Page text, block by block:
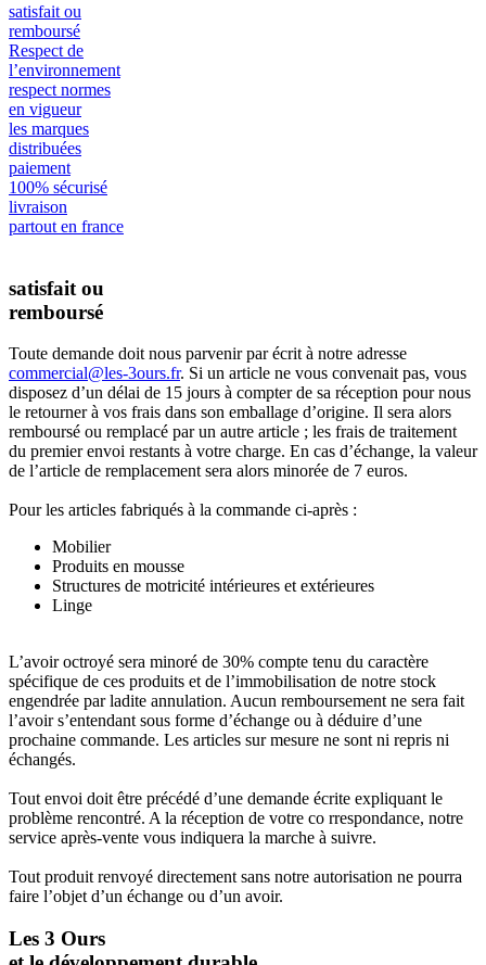
satisfait ou
remboursé
Respect de
l’environnement
respect normes
en vigueur
les marques
distribuées
paiement
100% sécurisé
livraison
partout en france
satisfait ou
remboursé
Toute demande doit nous parvenir par écrit à notre adresse
commercial@les-3ours.fr. Si un article ne vous convenait pas, vous
disposez d’un délai de 15 jours à compter de sa réception pour nous
le retourner à vos frais dans son emballage d’origine. Il sera alors
remboursé ou remplacé par un autre article ; les frais de traitement
du premier envoi restants à votre charge. En cas d’échange, la valeur
de l’article de remplacement sera alors minorée de 7 euros.
Pour les articles fabriqués à la commande ci-après :
Mobilier
Produits en mousse
Structures de motricité intérieures et extérieures
Linge
L’avoir octroyé sera minoré de 30% compte tenu du caractère
spécifique de ces produits et de l’immobilisation de notre stock
engendrée par ladite annulation. Aucun remboursement ne sera fait
l’avoir s’entendant sous forme d’échange ou à déduire d’une
prochaine commande. Les articles sur mesure ne sont ni repris ni
échangés.
Tout envoi doit être précédé d’une demande écrite expliquant le
problème rencontré. A la réception de votre co rrespondance, notre
service après-vente vous indiquera la marche à suivre.
Tout produit renvoyé directement sans notre autorisation ne pourra
faire l’objet d’un échange ou d’un avoir.
Les 3 Ours